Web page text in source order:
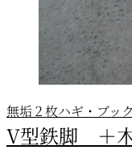
無垢２枚ハギ・ブッ
V型鉄脚 ＋